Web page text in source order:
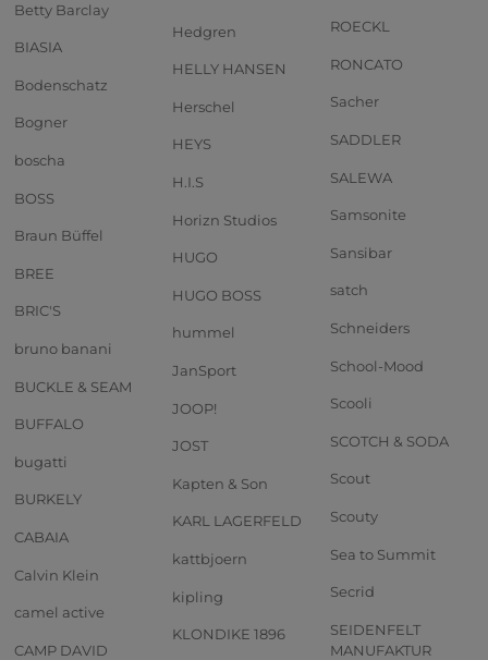
Betty Barclay
BIASIA
Bodenschatz
Bogner
boscha
BOSS
Braun Büffel
BREE
BRIC'S
bruno banani
BUCKLE & SEAM
BUFFALO
bugatti
BURKELY
CABAIA
Calvin Klein
camel active
CAMP DAVID
Hedgren
HELLY HANSEN
Herschel
HEYS
H.I.S
Horizn Studios
HUGO
HUGO BOSS
hummel
JanSport
JOOP!
JOST
Kapten & Son
KARL LAGERFELD
kattbjoern
kipling
KLONDIKE 1896
ROECKL
RONCATO
Sacher
SADDLER
SALEWA
Samsonite
Sansibar
satch
Schneiders
School-Mood
Scooli
SCOTCH & SODA
Scout
Scouty
Sea to Summit
Secrid
SEIDENFELT
MANUFAKTUR